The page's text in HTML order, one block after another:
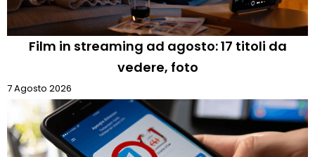
Film in streaming ad agosto: 17 titoli da
vedere, foto
7 Agosto 2026